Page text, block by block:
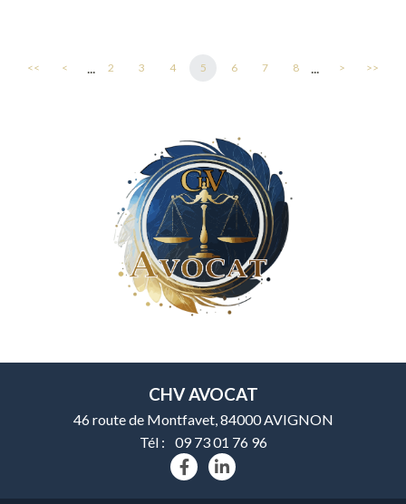
<< < ... 2 3 4 5 6 7 8 ... > >>
CHV AVOCAT
46 route de Montfavet, 84000 AVIGNON
Tél :
09 73 01 76 96